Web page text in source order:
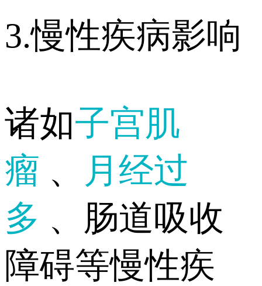
3.慢性疾病影响
诸如子宫肌
瘤 、
月经过
多 、肠道吸收
障碍等慢性疾